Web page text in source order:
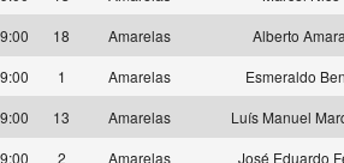
18 Amarelas
Alberto
1 Amarelas
Esmeraldo
13 Amarelas
Luís Manuel
2 Amarelas
José Eduardo